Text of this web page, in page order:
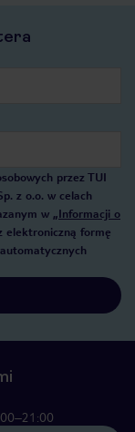
przez TUI
z o.o. w celach
w „Informacji o
elektroniczną formę